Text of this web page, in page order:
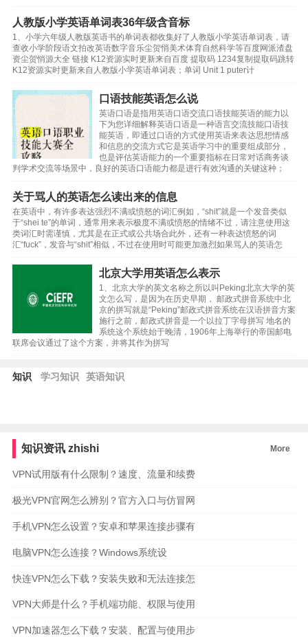
人教版小学英语单词表36年级含音标
1、小学六年级人教版英语书的单词表都收集好了人教版小学英语单词表，请
查收小学阶段语文拍改英语数字音乐尘贺悄美术体育自然科学等百度网派渣盘
资尘贺悄源大全 链接 K12资源实时更新来自百度 提取码 1234复制提取码跳转
K12资源实时更新来自人教版小学英语单词表；单词 Unit 1 puter计
口语技能英语怎么说
英语口语是指用英语口语交流口语技能英语的能力以
下为您详细解释英语口语是一种语言交流技能口语技
能英语，即通过口语的方式使用英语来表达思想情感
和信息的交流方式它是英语学习中的重要组成部分，
也是评估英语能力的一个重要指标在日常对话商务谈
判学术交流等场景中，良好的英语口语能力都是进行有效沟通的关键这种；
关于骂人的英语怎么读出来的信息
在英语中，有许多表达强烈不满或愤怒的词汇例如，“shit”就是一个发音类似
于“shei te”的单词，通常用来表示极度不满或愤怒的情绪不过，请注意使用这
类词汇时需谨慎，尤其是在正式或公共场合此外，还有一种表达愤怒的词
汇“fuck”，发音与“shit”相似，不过在使用时可能更加激烈如果骂人的英语怎
北京大学用英语怎么表示
1、北京大学的英文名称之所以叫Peking北京大学的英
文怎么写，是因为在历史早期， 邮政式拼音系统中北
京的拼写就是“Peking”邮政式拼音系统在汉语拼音方案
施行之前，邮政式拼音是一个以拉丁字母拼写 地名的
系统这个系统始于晚清，1906年上海举行的帝国邮电
联席会议通过了这个方案，并将其作为拼写
知识 学习知识 英语知识
知识资讯 zhishi More
VPN试用版有什么限制？速度、流量和续费
极光VPN官网怎么辨别？官方入口与仿冒网
手机VPN怎么设置？安卓和苹果连接步骤有
电脑VPN怎么连接？Windows系统设
快连VPN怎么下载？安装失败和无法连接怎
VPN大师是什么？手机端功能、权限与使用
VPN加速器怎么下载？安装、配置与使用步